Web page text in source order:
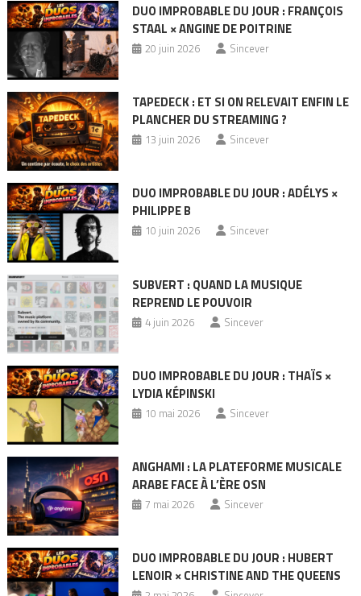
DUO IMPROBABLE DU JOUR : FRANÇOIS
STAAL × ANGINE DE POITRINE
20 juin 2026 Sincever
TAPEDECK : ET SI ON RELEVAIT ENFIN LE
PLANCHER DU STREAMING ?
13 juin 2026 Sincever
DUO IMPROBABLE DU JOUR : ADÉLYS ×
PHILIPPE B
10 juin 2026 Sincever
SUBVERT : QUAND LA MUSIQUE
REPREND LE POUVOIR
4 juin 2026 Sincever
DUO IMPROBABLE DU JOUR : THAÏS ×
LYDIA KÉPINSKI
10 mai 2026 Sincever
ANGHAMI : LA PLATEFORME MUSICALE
ARABE FACE À L’ÈRE OSN
7 mai 2026 Sincever
DUO IMPROBABLE DU JOUR : HUBERT
LENOIR × CHRISTINE AND THE QUEENS